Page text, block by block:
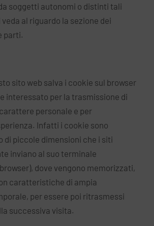
soggetti autonomi o distinti tali
al riguardo la sezione dei
parti.
sito web salva i cookie sul browser
interessato per la trasmissione di
personale e per
Infatti i cookie sono
di piccole dimensioni che i siti
inviano al suo terminale
dove vengono memorizzati,
caratteristiche di ampia
per essere poi ritrasmessi
successiva visita.